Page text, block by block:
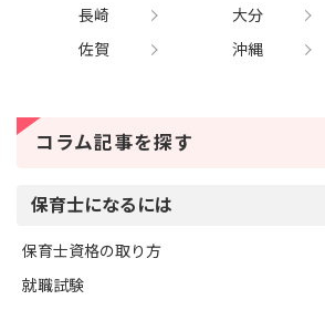
長崎
大分
佐賀
沖縄
コラム記事を探す
保育士になるには
保育士資格の取り方
就職試験